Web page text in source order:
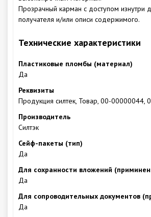
Прозрачный карман с доступом изнутри
получателя и/или описи содержимого.
Технические характеристики
Пластиковые пломбы (материал)
Да
Реквизиты
Продукция силтек, Товар, 00-00000044, 0
Производитель
Силтэк
Сейф-пакеты (тип)
Да
Для сохранности вложений
Да
Для сопроводительных документов
Да